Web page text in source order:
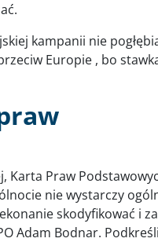
kampanii nie
Europie , bo
Karta Praw
nie wystarczy
skodyfikować i
Adam Bodnar.